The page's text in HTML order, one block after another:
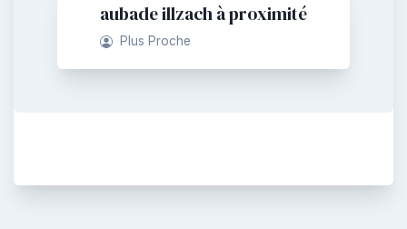
aubade illzach à proximité
Plus Proche